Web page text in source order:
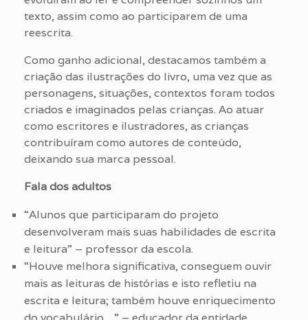
texto, assim como ao participarem de uma
reescrita.
Como ganho adicional, destacamos também a
criação das ilustrações do livro, uma vez que as
personagens, situações, contextos foram todos
criados e imaginados pelas crianças. Ao atuar
como escritores e ilustradores, as crianças
contribuíram como autores de conteúdo,
deixando sua marca pessoal.
Fala dos adultos
“Alunos que participaram do projeto
desenvolveram mais suas habilidades de escrita
e leitura” – professor da escola.
“Houve melhora significativa, conseguem ouvir
mais as leituras de histórias e isto refletiu na
escrita e leitura; também houve enriquecimento